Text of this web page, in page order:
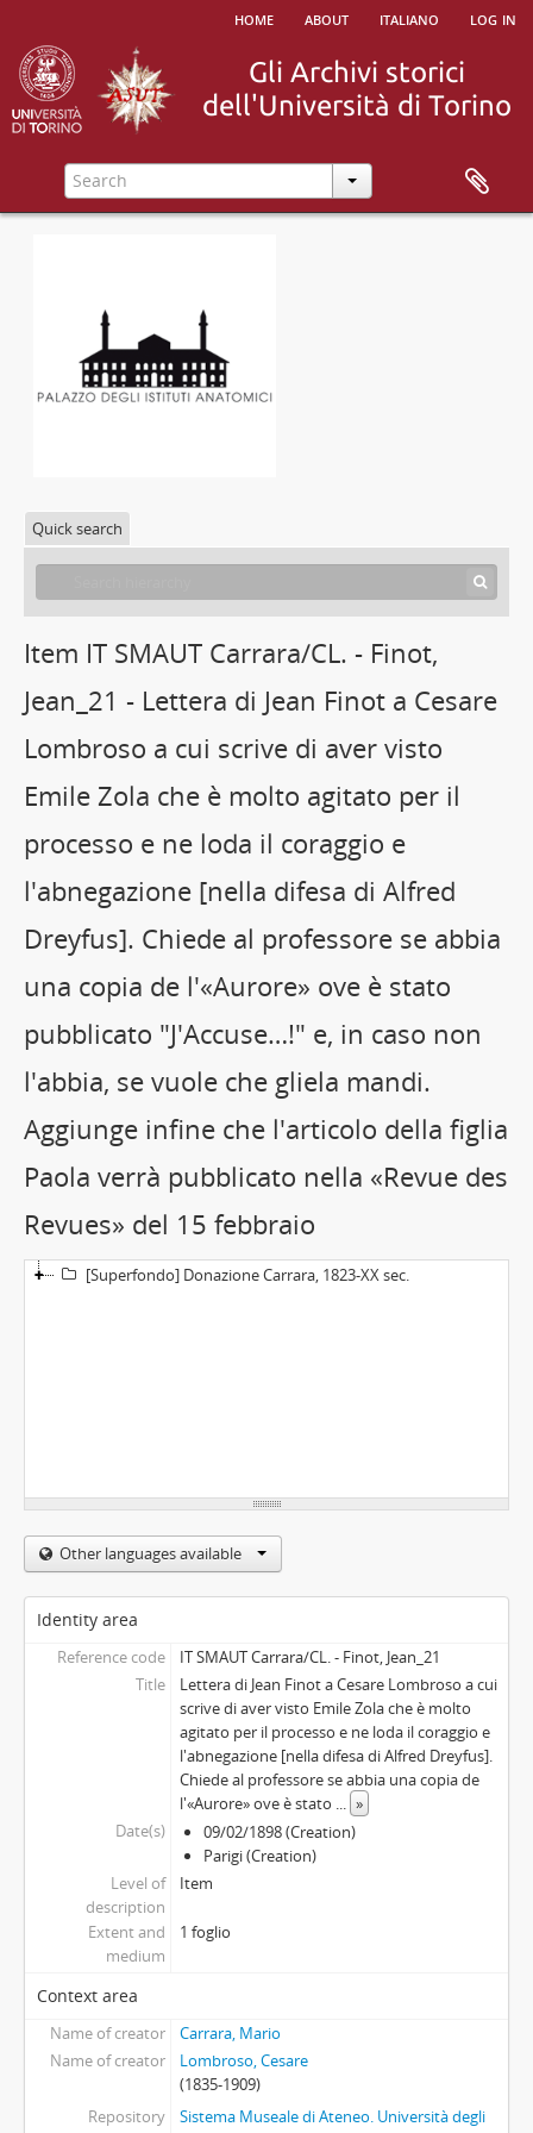
home about italiano log in
Quick search
Item IT SMAUT Carrara/CL. - Finot,
Jean_21 - Lettera di Jean Finot a Cesare
Lombroso a cui scrive di aver visto
Emile Zola che è molto agitato per il
processo e ne loda il coraggio e
l'abnegazione [nella difesa di Alfred
Dreyfus]. Chiede al professore se abbia
una copia de l'«Aurore» ove è stato
pubblicato "J'Accuse…!" e, in caso non
l'abbia, se vuole che gliela mandi.
Aggiunge infine che l'articolo della figlia
Paola verrà pubblicato nella «Revue des
Revues» del 15 febbraio
[Superfondo] Donazione Carrara, 1823-XX sec.
Other languages available
Identity area
Reference code
IT SMAUT Carrara/CL. - Finot, Jean_21
Title
Lettera di Jean Finot a Cesare Lombroso a cui
scrive di aver visto Emile Zola che è molto
agitato per il processo e ne loda il coraggio e
l'abnegazione [nella difesa di Alfred Dreyfus].
Chiede al professore se abbia una copia de
l'«Aurore» ove è stato ... »
Date(s)
09/02/1898 (Creation)
Parigi (Creation)
Level of
description
Item
Extent and
medium
1 foglio
Context area
Name of creator
Carrara, Mario
Name of creator
Lombroso, Cesare
(1835-1909)
Repository
Sistema Museale di Ateneo. Università degli